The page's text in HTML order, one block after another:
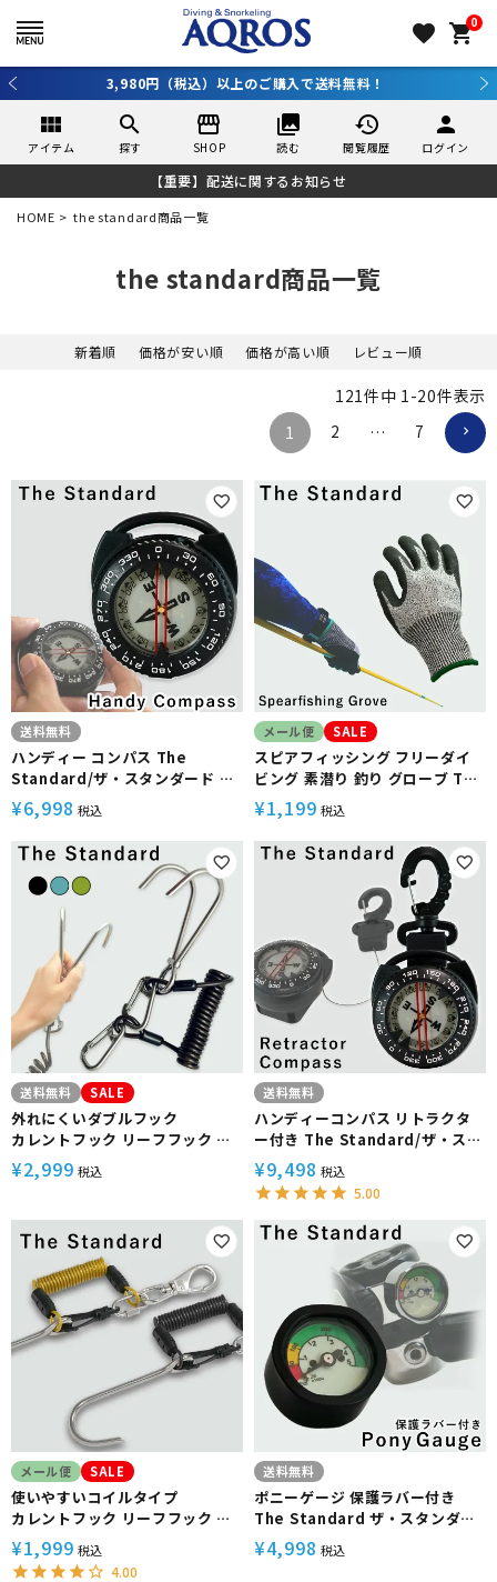
favorite 0
shopping_cart
3,980円（税込）以上のご購入で送料無料！
view_module
アイテム
search
探す
storefront
SHOP
collections
読む
history
閲覧履歴
person
ログイン
【重要】配送に関するお知らせ
HOME the standard商品一覧
the standard商品一覧
新着順 価格が安い順 価格が高い順 レビュー順
121件中 1-20件表示
1
2 … 7
送料無料
ハンディー コンパス The
Standard/ザ・スタンダード 蓄
光
¥6,998 税込
メール便 SALE
スピアフィッシング フリーダイ
ビング 素潜り 釣り グローブ The
standard
¥1,199 税込
送料無料 SALE
外れにくいダブルフック
カレントフック リーフフック ダ
ブルフック ワイヤーコイル The
Standard
¥2,999 税込
送料無料
ハンディーコンパス リトラクタ
ー付き The Standard/ザ・スタ
ンダード 蓄光
¥9,498 税込
5.00
メール便 SALE
使いやすいコイルタイプ
カレントフック リーフフック ワ
イヤーコイル 1.3m The
Standard
¥1,999 税込
4.00
送料無料
ポニーゲージ 保護ラバー付き
The Standard ザ・スタンダー
¥4,998 税込